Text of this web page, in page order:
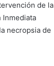
de la
Inmediata
necropsia de